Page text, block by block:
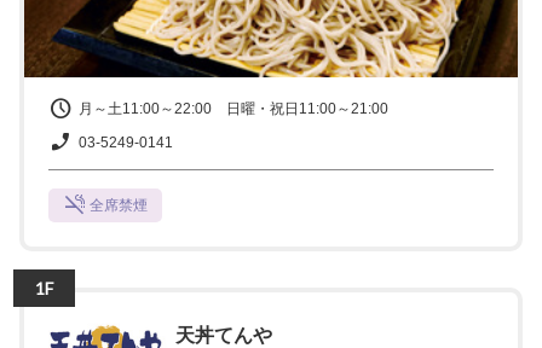
月～土11:00～22:00 日曜・祝日11:00～21:00
03-5249-0141
全席禁煙
1F
天丼てんや